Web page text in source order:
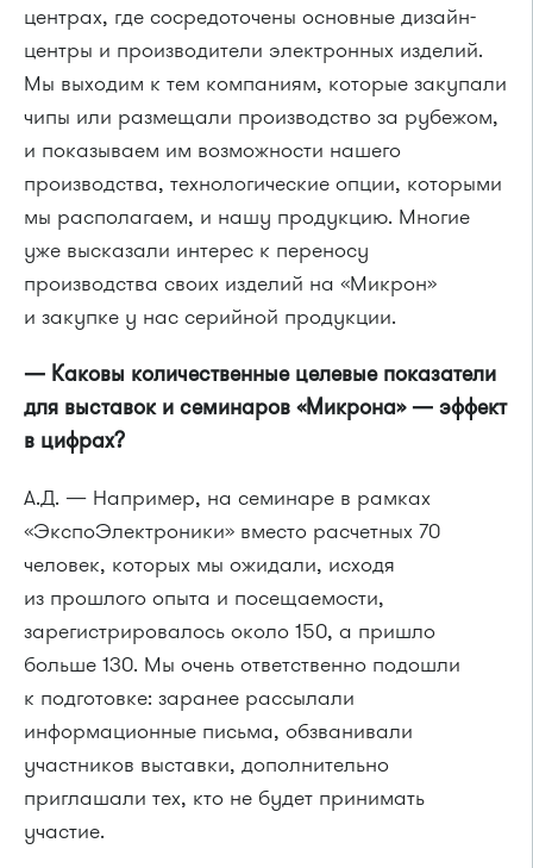
центрах, где сосредоточены основные дизайн-
центры и производители электронных изделий.
Мы выходим к тем компаниям, которые закупали
чипы или размещали производство за рубежом,
и показываем им возможности нашего
производства, технологические опции, которыми
мы располагаем, и нашу продукцию. Многие
уже высказали интерес к переносу
производства своих изделий на «Микрон»
и закупке у нас серийной продукции.
— Каковы количественные целевые показатели
для выставок и семинаров «Микрона» — эффект
в цифрах?
А.Д. — Например, на семинаре в рамках
«ЭкспоЭлектроники» вместо расчетных 70
человек, которых мы ожидали, исходя
из прошлого опыта и посещаемости,
зарегистрировалось около 150, а пришло
больше 130. Мы очень ответственно подошли
к подготовке: заранее рассылали
информационные письма, обзванивали
участников выставки, дополнительно
приглашали тех, кто не будет принимать
участие.